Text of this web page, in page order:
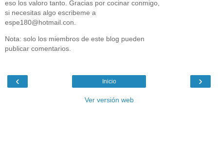
eso los valoro tanto. Gracias por cocinar conmigo,
si necesitas algo escribeme a
espe180@hotmail.con.
Nota: solo los miembros de este blog pueden
publicar comentarios.
‹ ›
Inicio
Ver versión web